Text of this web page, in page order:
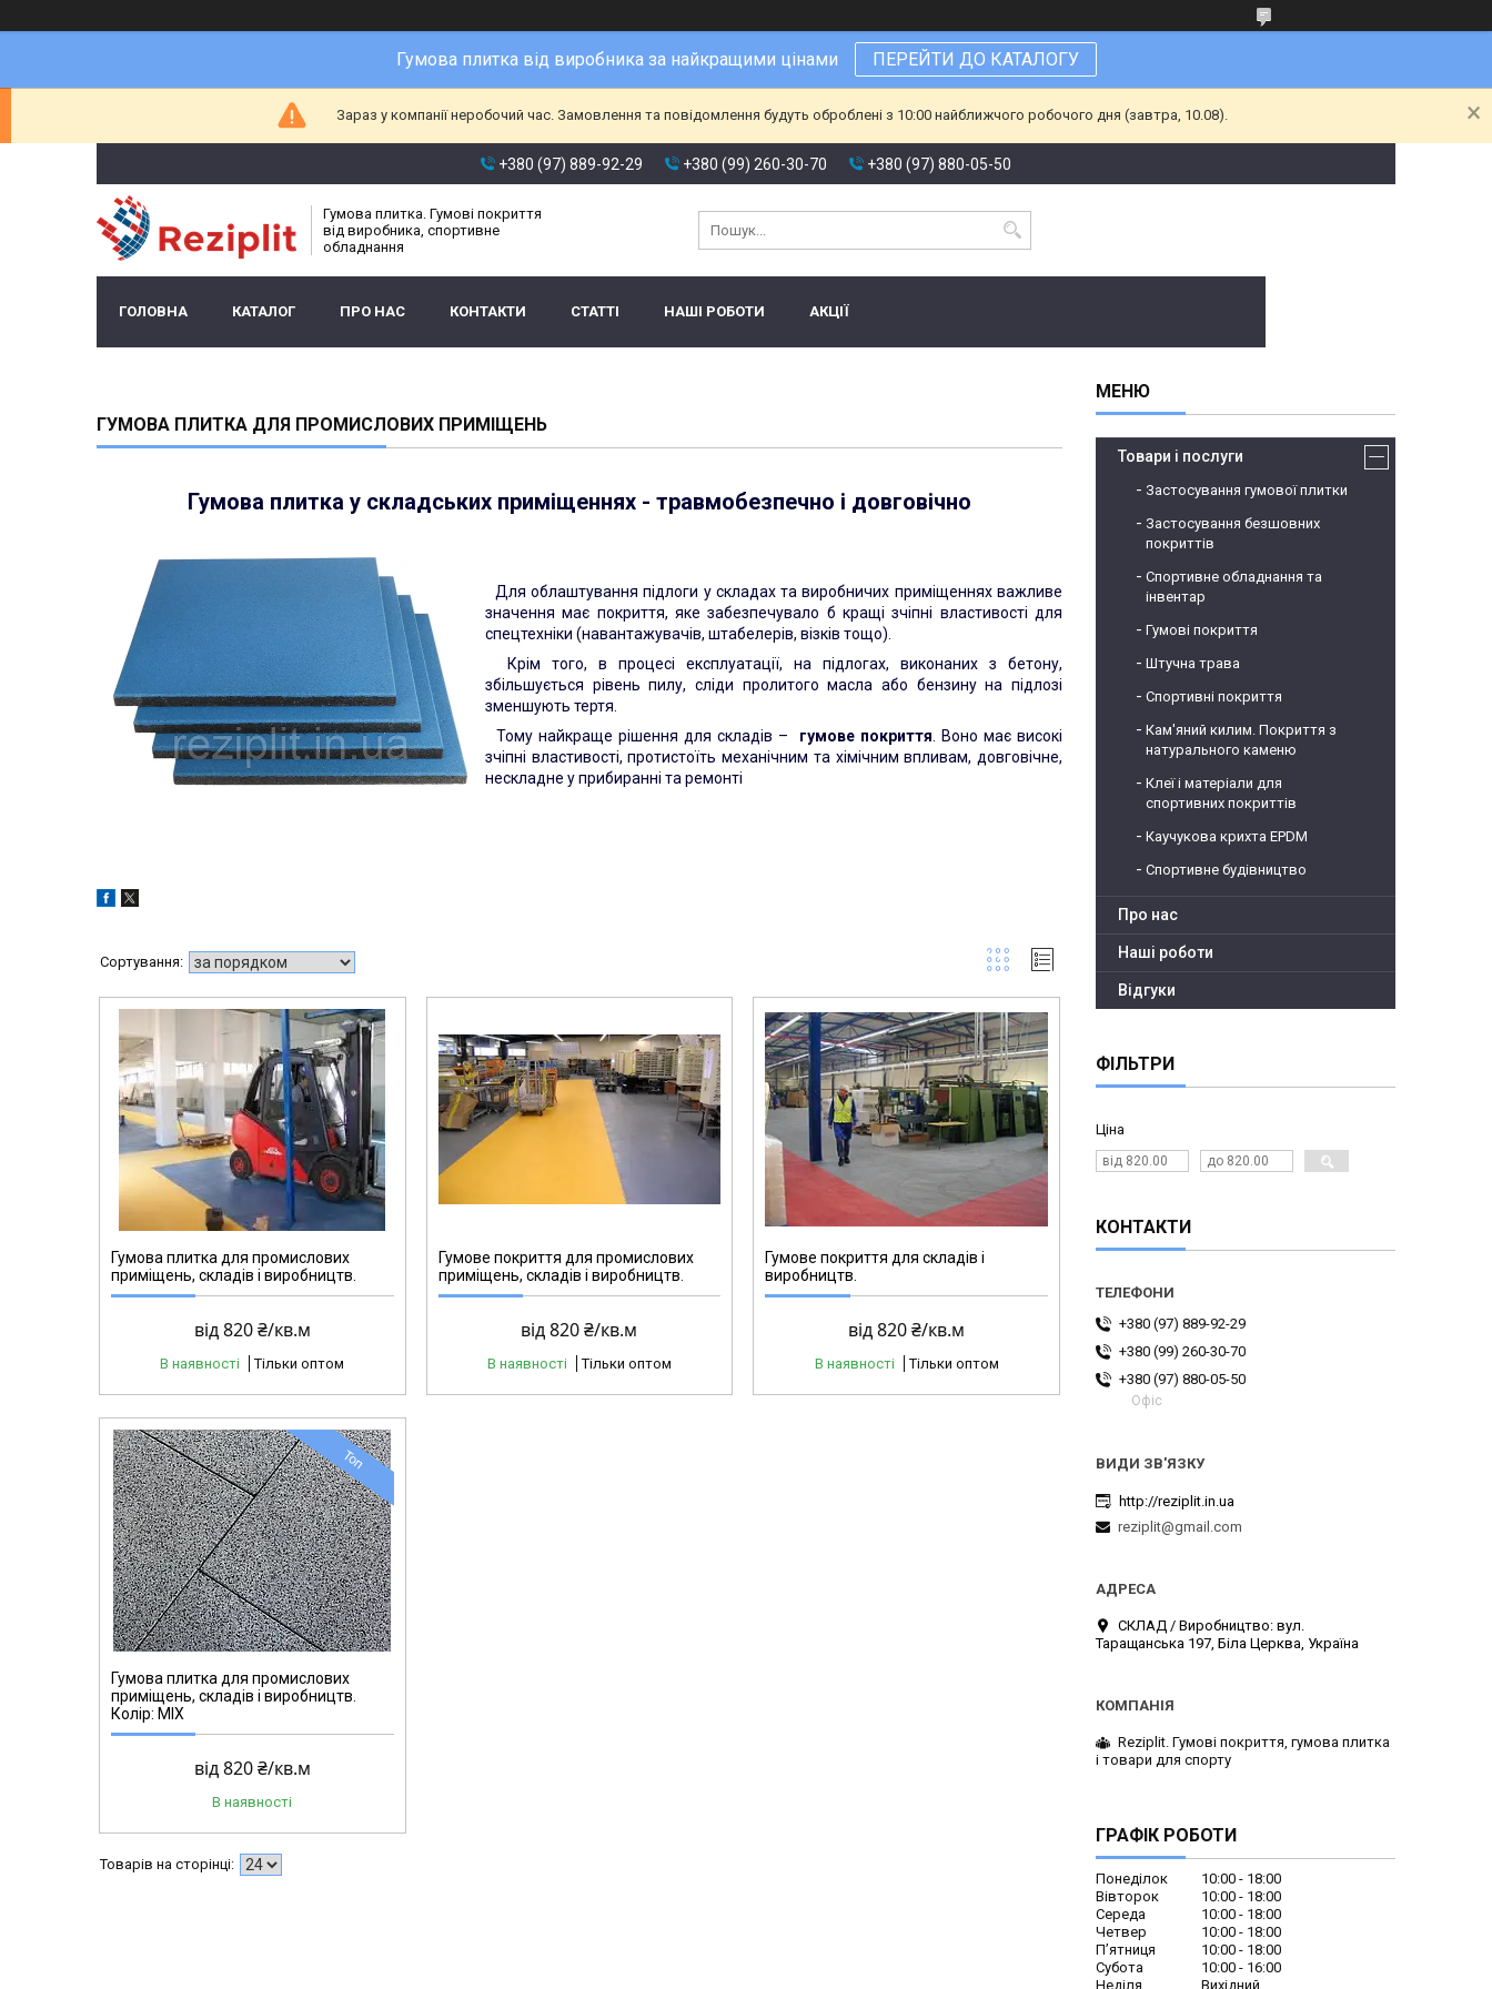
Гумова плитка від виробника за найкращими цінами ПЕРЕЙТИ ДО КАТАЛОГУ
Зараз у компанії неробочий час. Замовлення та повідомлення будуть оброблені з 10:00 найближчого робочого дня (завтра, 10.08).
+380 (97) 889-92-29 +380 (99) 260-30-70 +380 (97) 880-05-50
Гумова плитка. Гумові покриття
від виробника, спортивне
обладнання
ГОЛОВНА КАТАЛОГ ПРО НАС КОНТАКТИ СТАТТІ НАШІ РОБОТИ АКЦІЇ
ГУМОВА ПЛИТКА ДЛЯ ПРОМИСЛОВИХ ПРИМІЩЕНЬ
Гумова плитка у складських приміщеннях - травмобезпечно і довговічно
Для облаштування підлоги у складах та виробничих приміщеннях важливе
значення має покриття, яке забезпечувало б кращі зчіпні властивості для
спецтехніки (навантажувачів, штабелерів, візків тощо).
Крім того, в процесі експлуатації, на підлогах, виконаних з бетону,
збільшується рівень пилу, сліди пролитого масла або бензину на підлозі
зменшують тертя.
Тому найкраще рішення для складів – гумове покриття . Воно має високі
зчіпні властивості, протистоїть механічним та хімічним впливам, довговічне,
нескладне у прибиранні та ремонті
Гумова плитка для промислових
приміщень, складів і виробництв.
від 820 ₴/кв.м
В наявності Тільки оптом
RP15
Гумове покриття для промислових
приміщень, складів і виробництв.
від 820 ₴/кв.м
В наявності Тільки оптом
Гумове покриття для складів і
виробництв.
від 820 ₴/кв.м
В наявності Тільки оптом
Топ
Гумова плитка для промислових
приміщень, складів і виробництв.
Колір: MIX
від 820 ₴/кв.м
В наявності
Товари і послуги
Застосування гумової плитки
Застосування безшовних
покриттів
Спортивне обладнання та
інвентар
Гумові покриття
Штучна трава
Спортивні покриття
Кам'яний килим. Покриття з
натурального каменю
Клеї і матеріали для
спортивних покриттів
Каучукова крихта EPDM
Спортивне будівництво
Про нас
Наші роботи
Відгуки
ФІЛЬТРИ
Ціна
КОНТАКТИ
+380 (97) 889-92-29
+380 (99) 260-30-70
+380 (97) 880-05-50
Офіс
http://reziplit.in.ua
reziplit@gmail.com
СКЛАД / Виробництво: вул.
Таращанська 197, Біла Церква, Україна
Reziplit. Гумові покриття, гумова плитка
і товари для спорту
ГРАФІК РОБОТИ
Понеділок 10:00
18:00
Вівторок
10:00
18:00
Середа
10:00
18:00
Четвер
10:00
18:00
Пʼятниця
10:00
18:00
Субота
10:00
16:00
Неділя
Вихідний